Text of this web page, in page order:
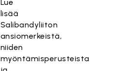
Lue
lisää
Salibandyliiton
ansiomerkeistä,
niiden
myöntämisperusteista